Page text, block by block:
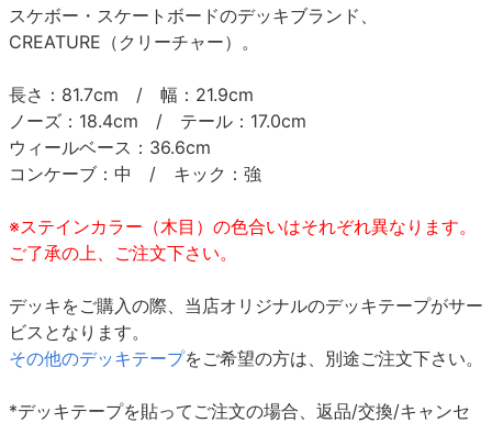
スケボー・スケートボードのデッキブランド、
CREATURE（クリーチャー）。
長さ：81.7cm / 幅：21.9cm
ノーズ：18.4cm / テール：17.0cm
ウィールベース：36.6cm
コンケーブ：中 / キック：強
※ステインカラー（木目）の色合いはそれぞれ異なります。
ご了承の上、ご注文下さい。
デッキをご購入の際、当店オリジナルのデッキテープがサー
ビスとなります。
その他のデッキテープをご希望の方は、別途ご注文下さい。
*デッキテープを貼ってご注文の場合、返品/交換/キャンセ